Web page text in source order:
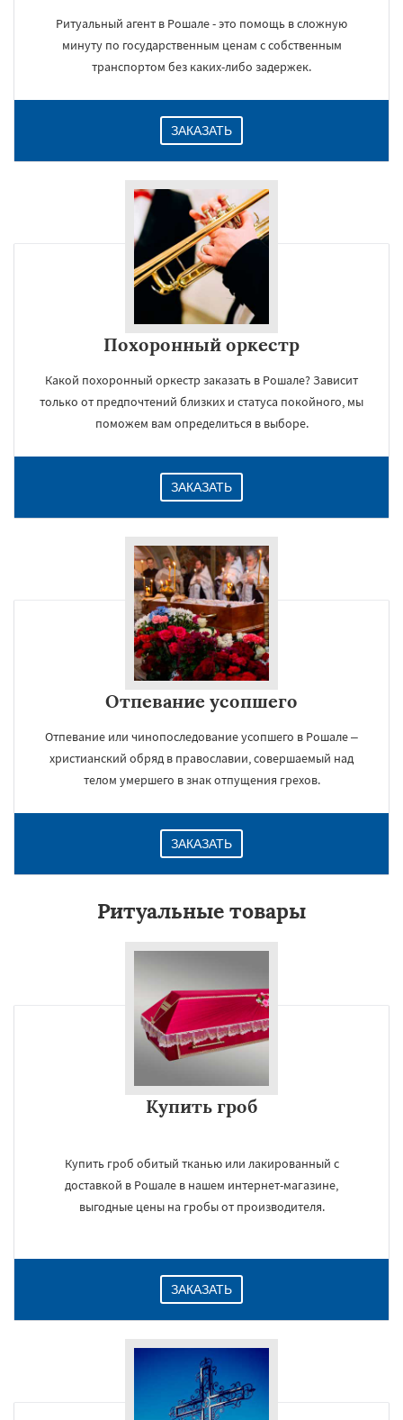
Ритуальный агент в Рошале - это помощь в сложную
минуту по государственным ценам с собственным
транспортом без каких-либо задержек.
ЗАКАЗАТЬ
Похоронный оркестр
Какой похоронный оркестр заказать в Рошале? Зависит
только от предпочтений близких и статуса покойного, мы
поможем вам определиться в выборе.
ЗАКАЗАТЬ
Отпевание усопшего
Отпевание или чинопоследование усопшего в Рошале –
христианский обряд в православии, совершаемый над
телом умершего в знак отпущения грехов.
ЗАКАЗАТЬ
Ритуальные товары
Купить гроб
Купить гроб обитый тканью или лакированный с
доставкой в Рошале в нашем интернет-магазине,
выгодные цены на гробы от производителя.
ЗАКАЗАТЬ